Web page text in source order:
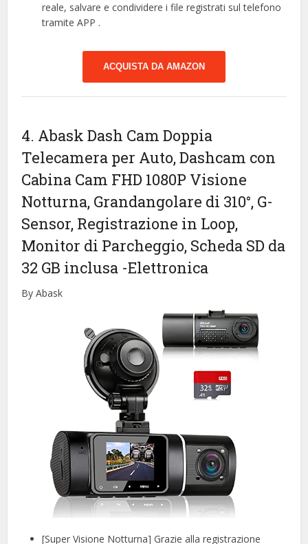
reale, salvare e condividere i file registrati sul telefono
tramite APP .
ACQUISTA DA AMAZON
4. Abask Dash Cam Doppia
Telecamera per Auto, Dashcam con
Cabina Cam FHD 1080P Visione
Notturna, Grandangolare di 310°, G-
Sensor, Registrazione in Loop,
Monitor di Parcheggio, Scheda SD da
32 GB inclusa -Elettronica
By Abask
[Super Visione Notturna] Grazie alla registrazione